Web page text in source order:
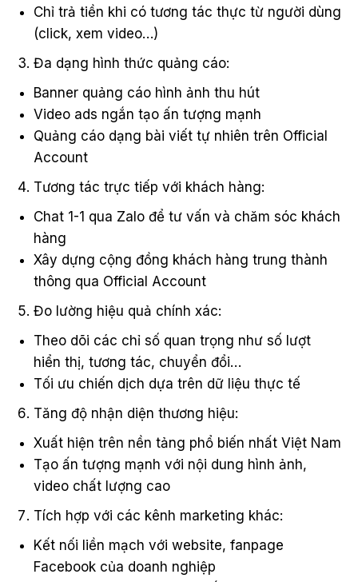
Chỉ trả tiền khi có tương tác thực từ người dùng
(click, xem video…)
Đa dạng hình thức quảng cáo:
Banner quảng cáo hình ảnh thu hút
Video ads ngắn tạo ấn tượng mạnh
Quảng cáo dạng bài viết tự nhiên trên Official
Account
Tương tác trực tiếp với khách hàng:
Chat 1-1 qua Zalo để tư vấn và chăm sóc khách
hàng
Xây dựng cộng đồng khách hàng trung thành
thông qua Official Account
Đo lường hiệu quả chính xác:
Theo dõi các chỉ số quan trọng như số lượt
hiển thị, tương tác, chuyển đổi…
Tối ưu chiến dịch dựa trên dữ liệu thực tế
Tăng độ nhận diện thương hiệu:
Xuất hiện trên nền tảng phổ biến nhất Việt Nam
Tạo ấn tượng mạnh với nội dung hình ảnh,
video chất lượng cao
Tích hợp với các kênh marketing khác:
Kết nối liền mạch với website, fanpage
Facebook của doanh nghiệp